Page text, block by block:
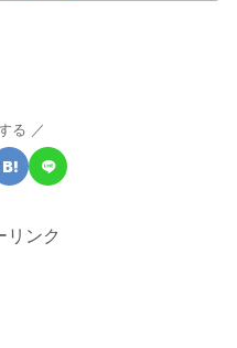
る
リンク